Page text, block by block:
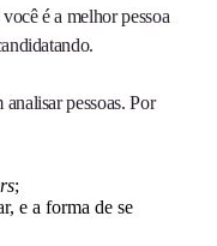
é a melhor pessoa
pessoas. Por
;
e a forma de se